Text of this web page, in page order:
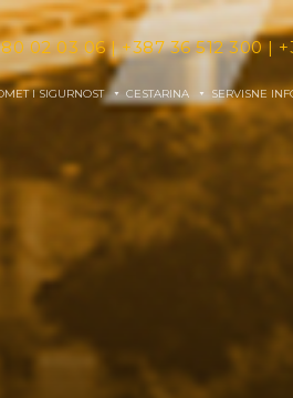
02 03 06| +387 36 512 300|
I SIGURNOST CESTARINA SERVISNE